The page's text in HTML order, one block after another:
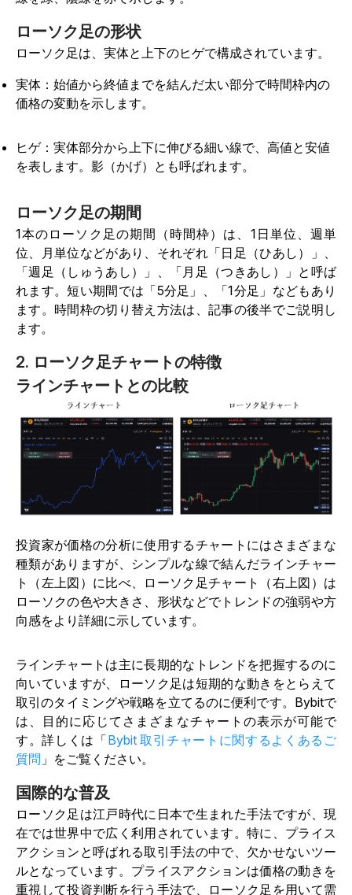
ローソク足の形状
ローソク足は、実体と上下のヒゲで構成されています。
実体：始値から終値までを結んだ太い部分で時間枠内の
価格の変動を示します。
ヒゲ：実体部分から上下に伸びる細い線で、高値と安値
を表します。影（かげ）とも呼ばれます。
ローソク足の期間
1本のローソク足の期間（時間枠）は、1日単位、週単
位、月単位などがあり、それぞれ「日足（ひあし）」、
「週足（しゅうあし）」、「月足（つきあし）」と呼ば
れます。短い期間では「5分足」、「1分足」などもあり
ます。時間枠の切り替え方法は、記事の後半でご説明し
ます。
2. ローソク足チャートの特徴
ラインチャートとの比較
投資家が価格の分析に使用するチャートにはさまざまな
種類がありますが、シンプルな線で結んだラインチャー
ト（左上図）に比べ、ローソク足チャート（右上図）は
ローソクの色や大きさ、形状などでトレンドの強弱や方
向感をより詳細に示しています。
ラインチャートは主に長期的なトレンドを把握するのに
向いていますが、ローソク足は短期的な動きをとらえて
取引のタイミングや戦略を立てるのに便利です。Bybitで
は、目的に応じてさまざまなチャートの表示が可能で
す。詳しくは「Bybit 取引チャートに関するよくあるご
質問 」をご覧ください。
国際的な普及
ローソク足は江戸時代に日本で生まれた手法ですが、現
在では世界中で広く利用されています。特に、プライス
アクションと呼ばれる取引手法の中で、欠かせないツー
ルとなっています。プライスアクションは価格の動きを
重視して投資判断を行う手法で、ローソク足を用いて需